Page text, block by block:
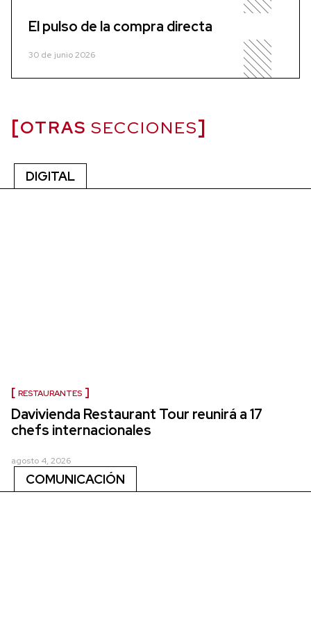
El pulso de la compra directa
30 de junio 2026
OTRAS SECCIONES
DIGITAL
RESTAURANTES
Davivienda Restaurant Tour reunirá a 17
chefs internacionales
agosto 4, 2026
COMUNICACIÓN